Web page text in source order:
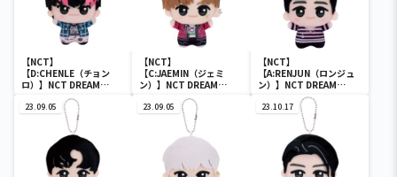
【NCT】
【D:CHENLE（チョン
ロ）】NCT DREAM
Glitch Mode ちびぐるみ
vol.2
【NCT】
【C:JAEMIN（ジェミ
ン）】NCT DREAM
Glitch Mode ちびぐるみ
vol.2
【NCT】
【A:RENJUN（ロンジュ
ン）】NCT DREAM
Glitch Mode ちびぐるみ
vol.2
23.09.05 23.09.05 23.10.17